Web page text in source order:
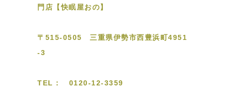
門店【快眠屋おの】
〒515-0505 三重県伊勢市西豊浜町4951
-3
TEL： 0120-12-3359